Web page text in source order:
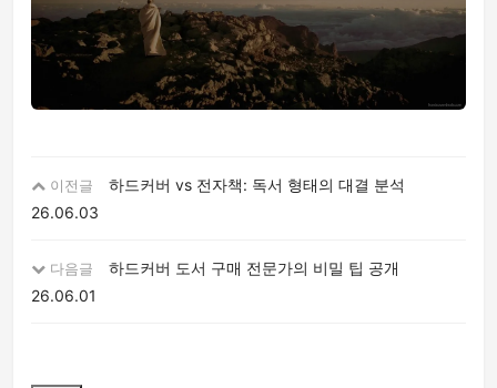
이전글
하드커버 vs 전자책: 독서 형태의 대결 분석
26.06.03
다음글
하드커버 도서 구매 전문가의 비밀 팁 공개
26.06.01